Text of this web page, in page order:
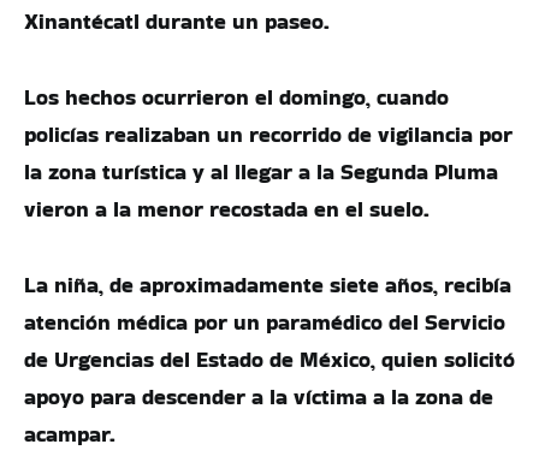
Xinantécatl durante un paseo.
Los hechos ocurrieron el domingo, cuando
policías realizaban un recorrido de vigilancia por
la zona turística y al llegar a la Segunda Pluma
vieron a la menor recostada en el suelo.
La niña, de aproximadamente siete años, recibía
atención médica por un paramédico del Servicio
de Urgencias del Estado de México, quien solicitó
apoyo para descender a la víctima a la zona de
acampar.